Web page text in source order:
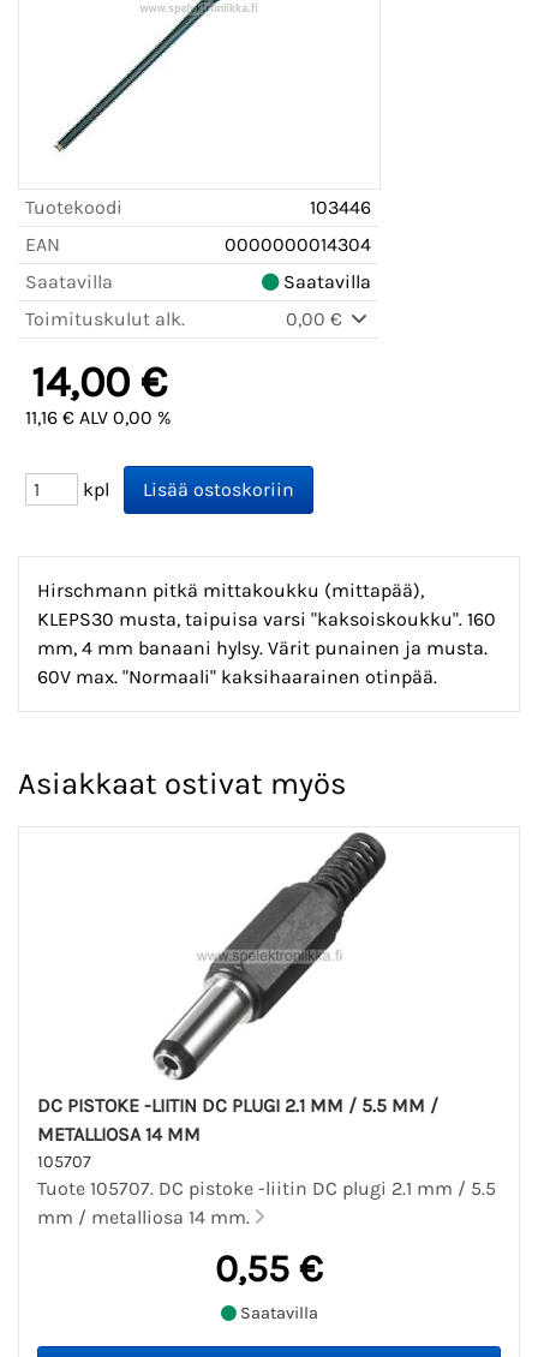
Tuotekoodi
103446
EAN
0000000014304
Saatavilla
Saatavilla
Toimituskulut alk.
0,00 €
14,00 €
11,16 € ALV 0,00 %
kpl
Hirschmann pitkä mittakoukku (mittapää),
KLEPS30 musta, taipuisa varsi "kaksoiskoukku". 160
mm, 4 mm banaani hylsy. Värit punainen ja musta.
60V max. "Normaali" kaksihaarainen otinpää.
Asiakkaat ostivat myös
DC PISTOKE -LIITIN DC PLUGI 2.1 MM / 5.5 MM /
METALLIOSA 14 MM
105707
Tuote 105707. DC pistoke -liitin DC plugi 2.1 mm / 5.5
mm / metalliosa 14 mm.
0,55 €
Saatavilla